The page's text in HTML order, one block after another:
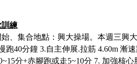
練
、集合地點：興大操場。 本週三興
跑40分鐘 3.自主伸展.拉筋 4.60m 漸
分+赤腳跑或走5~10分 7. 加強核心